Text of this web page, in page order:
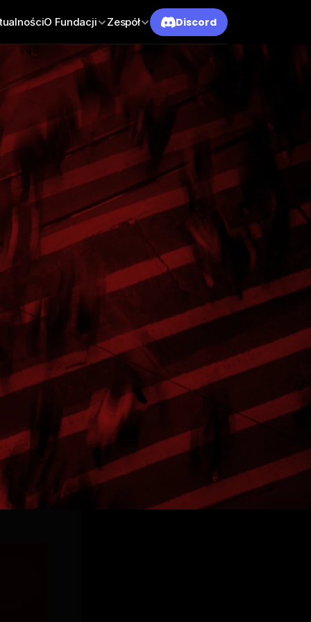
O Fundacji Zespół Discord